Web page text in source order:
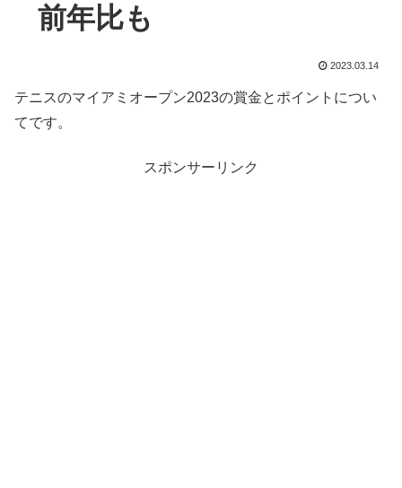
前年比も
2023.03.14
テニスのマイアミオープン2023の賞金とポイントについ
てです。
スポンサーリンク